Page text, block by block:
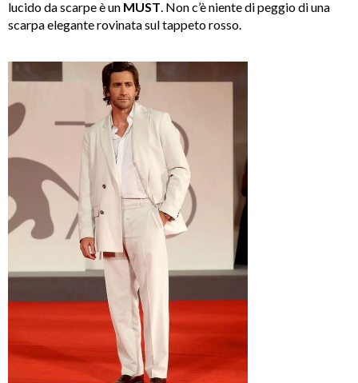
lucido da scarpe è un MUST . Non c’è niente di peggio di una
scarpa elegante rovinata sul tappeto rosso.